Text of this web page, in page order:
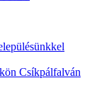
Csíkpálfalván